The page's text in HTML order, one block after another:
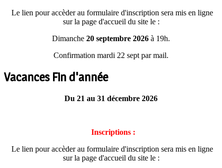
Le lien pour accèder au formulaire d'inscription sera mis en ligne
sur la page d'accueil du site le :
Dimanche 20 septembre 2026 à 19h.
Confirmation mardi 22 sept par mail.
Vacances Fin d'année
Du 21 au 31 décembre 2026
Inscriptions :
Le lien pour accèder au formulaire d'inscription sera mis en ligne
sur la page d'accueil du site le :